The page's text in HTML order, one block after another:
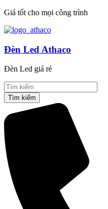
Giá tốt cho mọi công trình
Đèn Led Athaco
Đèn Led giá rẻ